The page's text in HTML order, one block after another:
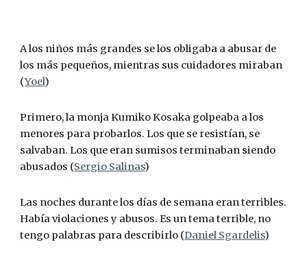
A los niños más grandes se los obligaba a abusar de
los más pequeños, mientras sus cuidadores miraban
(Yoel)
Primero, la monja Kumiko Kosaka golpeaba a los
menores para probarlos. Los que se resistían, se
salvaban. Los que eran sumisos terminaban siendo
abusados (Sergio Salinas)
Las noches durante los días de semana eran terribles.
Había violaciones y abusos. Es un tema terrible, no
tengo palabras para describirlo (Daniel Sgardelis)